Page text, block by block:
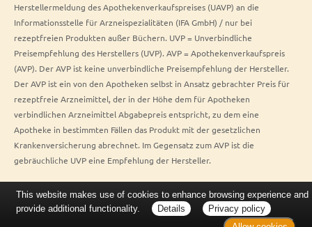
Herstellermeldung des Apothekenverkaufspreises (UAVP) an die
Informationsstelle für Arzneispezialitäten (IFA GmbH) / nur bei
rezeptfreien Produkten außer Büchern. UVP = Unverbindliche
Preisempfehlung des Herstellers (UVP). AVP = Apothekenverkaufspreis
(AVP). Der AVP ist keine unverbindliche Preisempfehlung der Hersteller.
Der AVP ist ein von den Apotheken selbst in Ansatz gebrachter Preis für
rezeptfreie Arzneimittel, der in der Höhe dem für Apotheken
verbindlichen Arzneimittel Abgabepreis entspricht, zu dem eine
Apotheke in bestimmten Fällen das Produkt mit der gesetzlichen
Krankenversicherung abrechnet. Im Gegensatz zum AVP ist die
gebräuchliche UVP eine Empfehlung der Hersteller.
This website makes use of cookies to enhance browsing experience and
provide additional functionality.
Details
Privacy policy